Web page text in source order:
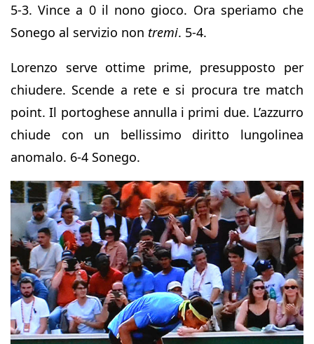
5-3. Vince a 0 il nono gioco. Ora speriamo che
Sonego al servizio non tremi. 5-4.
Lorenzo serve ottime prime, presupposto per
chiudere. Scende a rete e si procura tre match
point. Il portoghese annulla i primi due. L’azzurro
chiude con un bellissimo diritto lungolinea
anomalo. 6-4 Sonego.